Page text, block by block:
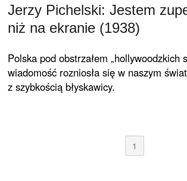
Jerzy Pichelski: Jestem
niż na ekranie (1938)
Polska pod obstrzałem „hollywoodzkich
wiadomość rozniosła się w naszym
z szybkością błyskawicy.
1